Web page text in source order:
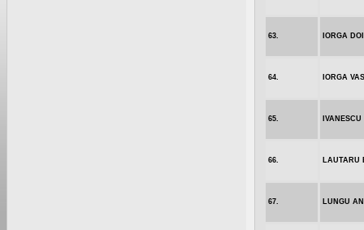
63. IORGA
64. IORGA
65.
66. LAUTARU
67. LUNGU